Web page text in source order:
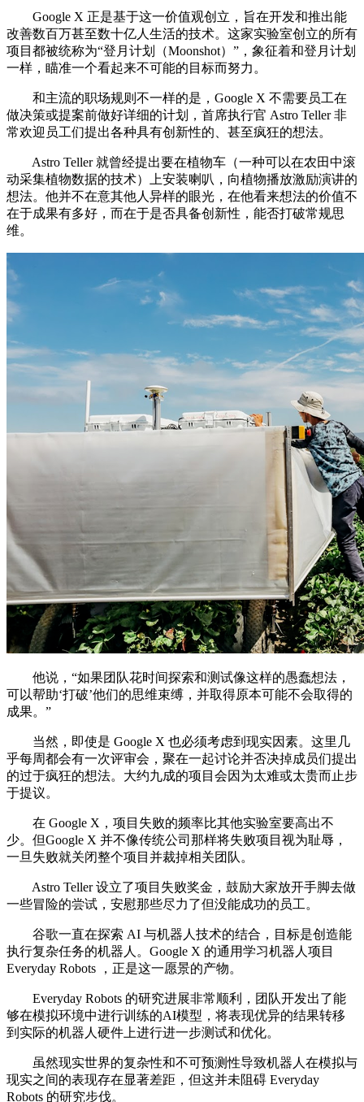
Google X 正是基于这一价值观创立，旨在开发和推出能
改善数百万甚至数十亿人生活的技术。这家实验室创立的所有
项目都被统称为“登月计划（Moonshot）”，象征着和登月计划
一样，瞄准一个看起来不可能的目标而努力。
和主流的职场规则不一样的是，Google X 不需要员工在
做决策或提案前做好详细的计划，首席执行官 Astro Teller 非
常欢迎员工们提出各种具有创新性的、甚至疯狂的想法。
Astro Teller 就曾经提出要在植物车（一种可以在农田中滚
动采集植物数据的技术）上安装喇叭，向植物播放激励演讲的
想法。他并不在意其他人异样的眼光，在他看来想法的价值不
在于成果有多好，而在于是否具备创新性，能否打破常规思
维。
他说，“如果团队花时间探索和测试像这样的愚蠢想法，
可以帮助‘打破’他们的思维束缚，并取得原本可能不会取得的
成果。”
当然，即使是 Google X 也必须考虑到现实因素。这里几
乎每周都会有一次评审会，聚在一起讨论并否决掉成员们提出
的过于疯狂的想法。大约九成的项目会因为太难或太贵而止步
于提议。
在 Google X，项目失败的频率比其他实验室要高出不
少。但Google X 并不像传统公司那样将失败项目视为耻辱，
一旦失败就关闭整个项目并裁掉相关团队。
Astro Teller 设立了项目失败奖金，鼓励大家放开手脚去做
一些冒险的尝试，安慰那些尽力了但没能成功的员工。
谷歌一直在探索 AI 与机器人技术的结合，目标是创造能
执行复杂任务的机器人。Google X 的通用学习机器人项目
Everyday Robots ，正是这一愿景的产物。
Everyday Robots 的研究进展非常顺利，团队开发出了能
够在模拟环境中进行训练的AI模型，将表现优异的结果转移
到实际的机器人硬件上进行进一步测试和优化。
虽然现实世界的复杂性和不可预测性导致机器人在模拟与
现实之间的表现存在显著差距，但这并未阻碍 Everyday
Robots 的研究步伐。